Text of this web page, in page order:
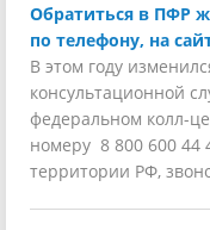
Обратиться в ПФР
по телефону, на
В этом году
консультационной
федеральном колл-
номеру 8 800 600
территории РФ,